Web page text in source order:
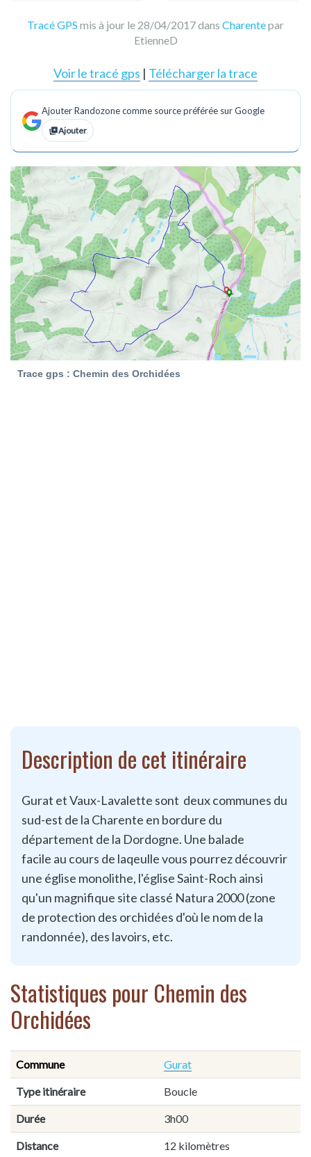
Tracé GPS mis à jour le 28/04/2017 dans Charentepar
EtienneD
Voir le tracé gps | Télécharger la trace
Ajouter Randozone comme source préférée sur Google
Ajouter
Trace gps : Chemin des Orchidées
Description de cet itinéraire
Gurat et Vaux-Lavalette sont deux communes du
sud-est de la Charente en bordure du
département de la Dordogne. Une balade
facile au cours de laqeulle vous pourrez découvrir
une église monolithe, l'église Saint-Roch ainsi
qu'un magnifique site classé Natura 2000 (zone
de protection des orchidées d'où le nom de la
randonnée), des lavoirs, etc.
Statistiques pour Chemin des
Orchidées
Commune Gurat
Type itinéraire Boucle
Durée 3h00
Distance 12 kilomètres